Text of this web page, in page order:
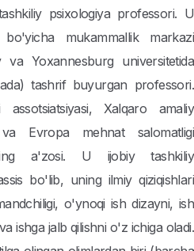
psixologiya professori. U
mukammallik markazi
Yoxannesburg universitetida
tashrif buyurgan professori.
Xalqaro amaliy
va Evropa mehnat salomatligi
a'zosi. U ijobiy tashkiliy
bo'lib, uning ilmiy qiziqishlari
o'ynoqi ish dizayni, ish
ishga jalb qilishni o'z ichiga oladi.